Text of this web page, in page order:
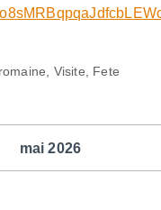
Visite, Fete
mai 2026